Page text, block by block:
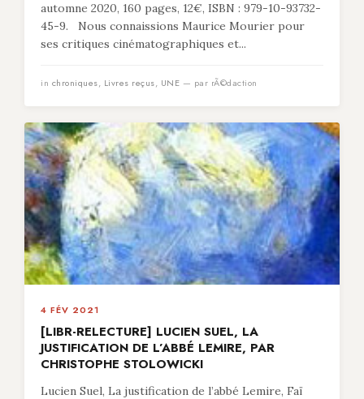
automne 2020, 160 pages, 12€, ISBN : 979-10-93732-
45-9. Nous connaissions Maurice Mourier pour
ses critiques cinématographiques et...
in chroniques, Livres reçus, UNE — par rÃ©daction
4 FÉV 2021
[LIBR-RELECTURE] LUCIEN SUEL, LA
JUSTIFICATION DE L’ABBÉ LEMIRE, PAR
CHRISTOPHE STOLOWICKI
Lucien Suel, La justification de l’abbé Lemire, Faï